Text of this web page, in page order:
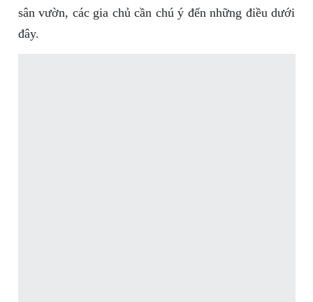
sân vườn, các gia chủ cần chú ý đến những điều dưới
đây.